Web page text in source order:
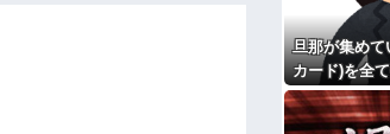
したい！」夫「それ漫画のキャラだろ…」→子供の
社の社宅に住んでた。付き合いのあるAさんから友
愛テクで気を引く男より、こういう男の方が1億倍
旦那が集めて
カード)を全